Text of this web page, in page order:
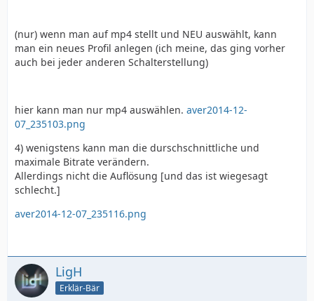
(nur) wenn man auf mp4 stellt und NEU auswählt, kann
man ein neues Profil anlegen (ich meine, das ging vorher
auch bei jeder anderen Schalterstellung)
hier kann man nur mp4 auswählen. aver2014-12-
07_235103.png
4) wenigstens kann man die durschschnittliche und
maximale Bitrate verändern.
Allerdings nicht die Auflösung [und das ist wiegesagt
schlecht.]
aver2014-12-07_235116.png
LigH
Erklär-Bär